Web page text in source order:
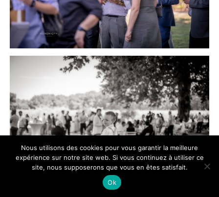
Nous utilisons des cookies pour vous garantir la meilleure
expérience sur notre site web. Si vous continuez à utiliser ce
site, nous supposerons que vous en êtes satisfait.
Ok